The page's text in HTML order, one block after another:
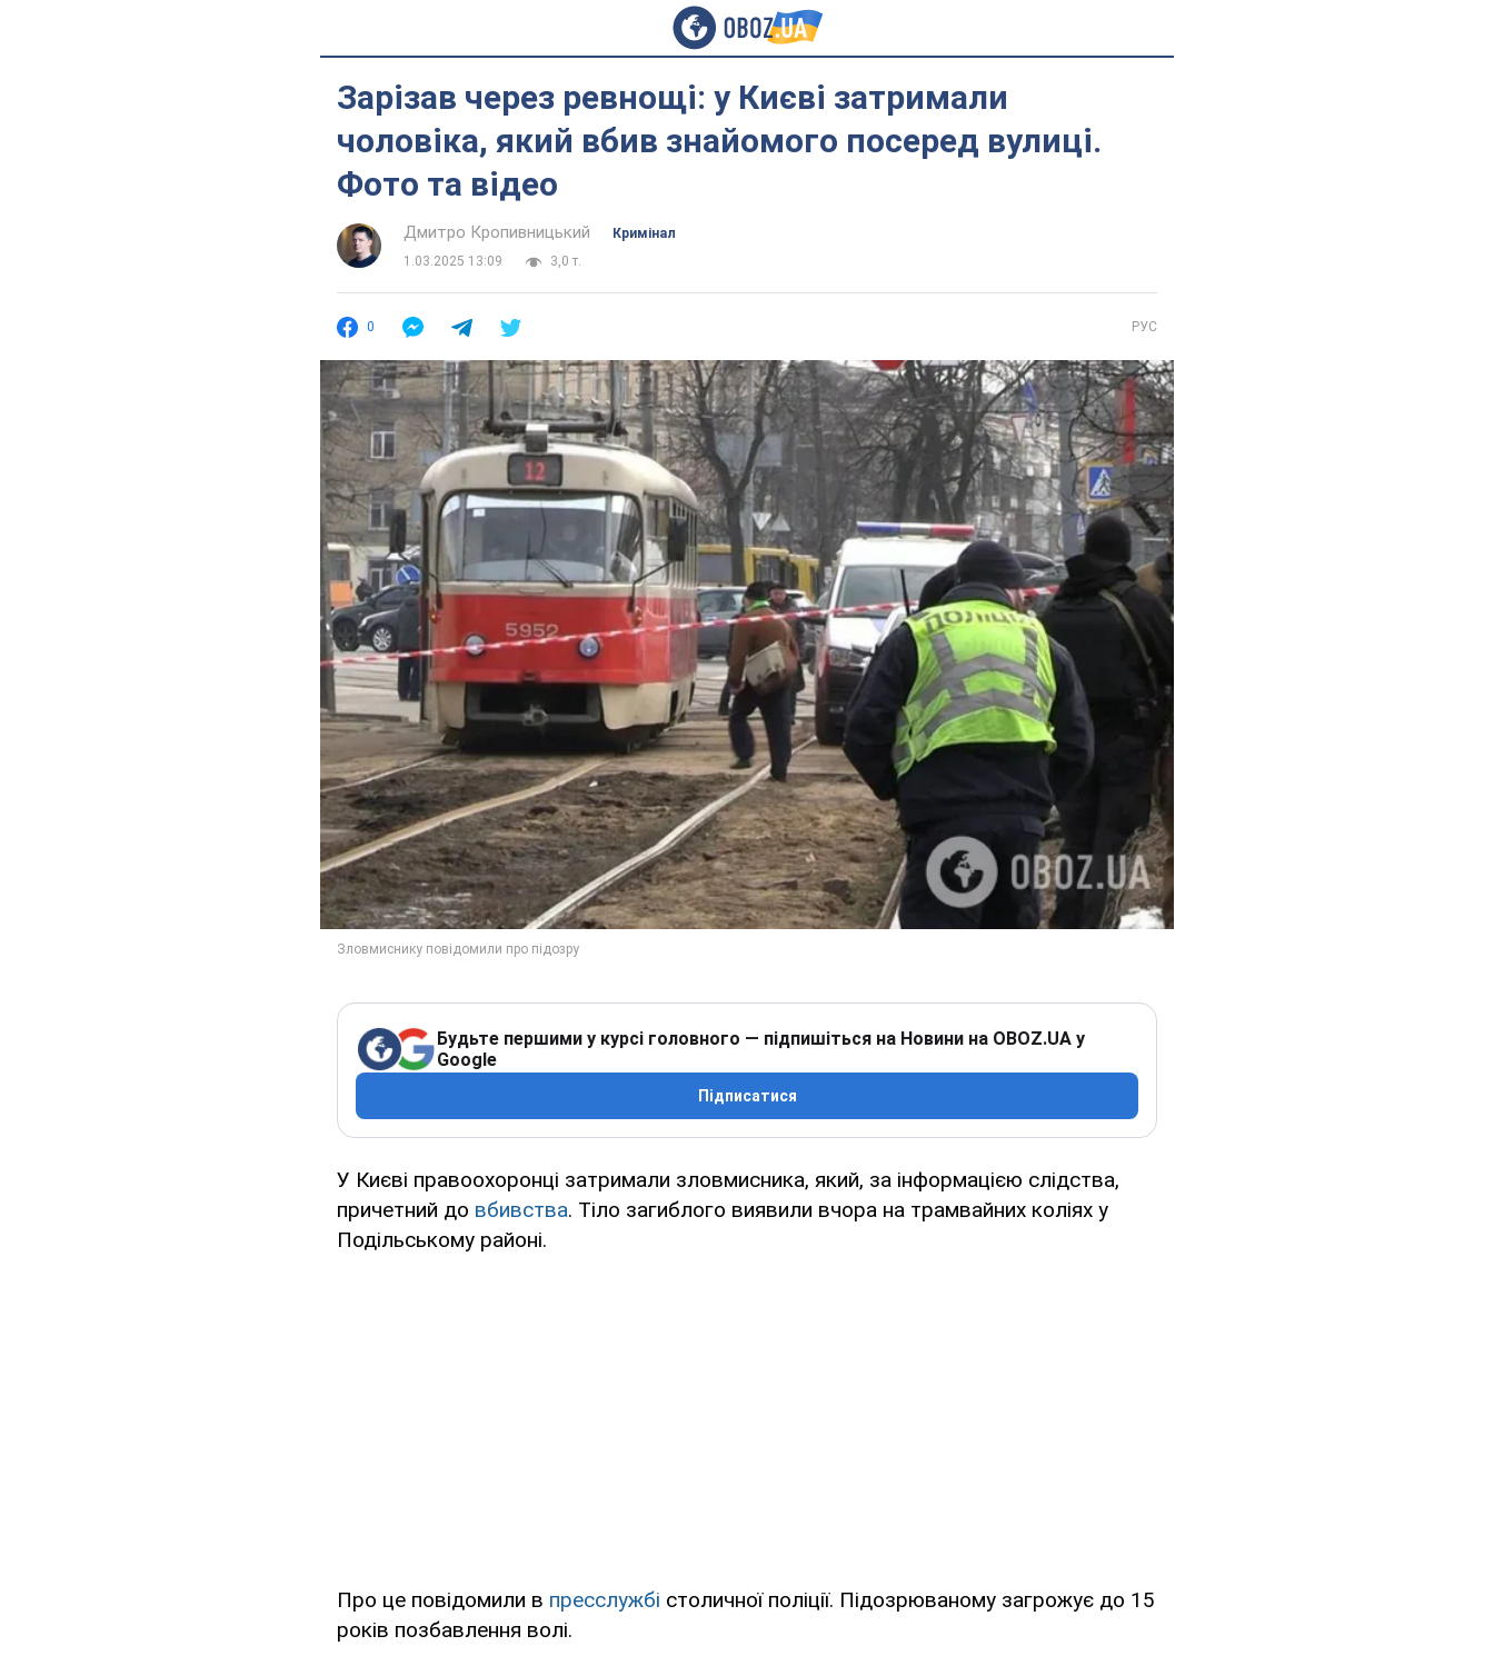
Зарізав через ревнощі: у Києві затримали
чоловіка, який вбив знайомого посеред вулиці.
Фото та відео
Дмитро Кропивницький
Кримінал
1.03.2025 13:09
3,0 т.
0 РУС
Будьте першими у курсі головного — підпишіться на Новини на OBOZ.UA у
Google
Підписатися
У Києві правоохоронці затримали зловмисника, який, за інформацією слідства,
причетний до вбивства. Тіло загиблого виявили вчора на трамвайних коліях у
Подільському районі.
Про це повідомили в пресслужбі столичної поліції. Підозрюваному загрожує до 15
років позбавлення волі.